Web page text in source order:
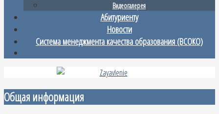
Видеогалерея
Абитуриенту
Новости
Система менеджмента качества образования (ВСОКО)
Общая информация